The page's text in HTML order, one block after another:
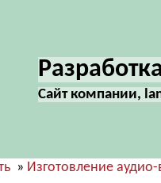
Сайт компании,
» Изготовление